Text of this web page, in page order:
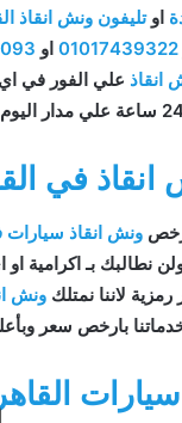
اوتليفون ونش انقاذ
01017439322 او
انقاذ علي الفور في
في
ونش انقاذ سيارات
نطالبك بـ اكرامية
رمزية لاننا نمتلك ونش
بارخص سعر